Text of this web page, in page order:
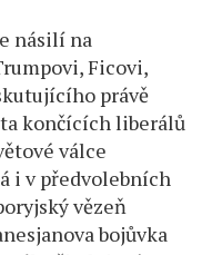
násilí na
Ficovi,
právě
končících liberálů
válce
i v předvolebních
vězeň
bojůvka